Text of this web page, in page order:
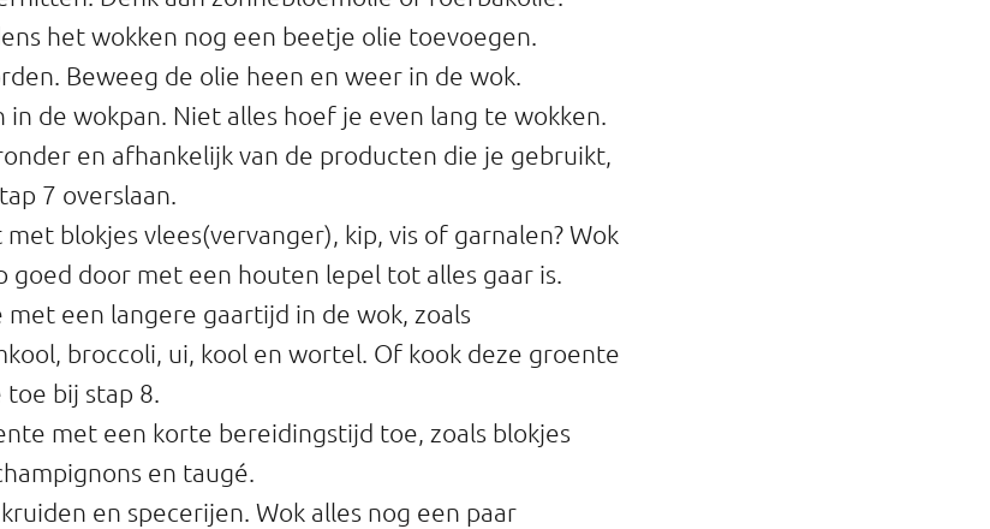
het wokken nog een beetje olie toevoegen.
Beweeg de olie heen en weer in de wok.
de wokpan. Niet alles hoef je even lang te wokken.
en afhankelijk van de producten die je gebruikt,
7 overslaan.
blokjes vlees(vervanger), kip, vis of garnalen? Wok
goed door met een houten lepel tot alles gaar is.
een langere gaartijd in de wok, zoals
broccoli, ui, kool en wortel. Of kook deze groente
bij stap 8.
met een korte bereidingstijd toe, zoals blokjes
en taugé.
en specerijen. Wok alles nog een paar